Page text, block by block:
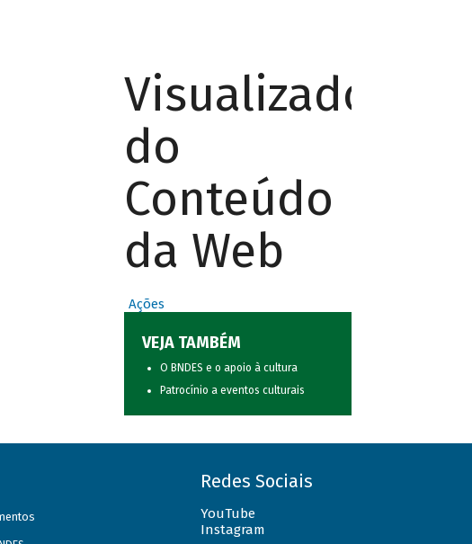
Visualizador
do
Conteúdo
da Web
Ações
VEJA TAMBÉM
O BNDES e o apoio à cultura
Patrocínio a eventos culturais
Redes Sociais
YouTube
Instagram